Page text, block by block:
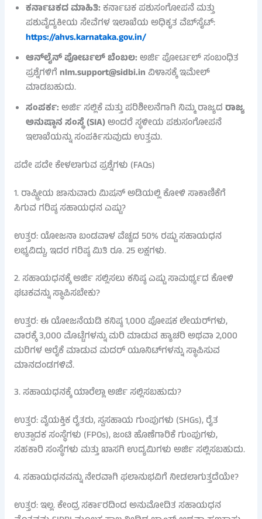
ಕರ್ನಾಟಕದ ಮಾಹಿತಿ:ಕರ್ನಾಟಕ ಪಶುಸಂಗೋಪನೆ ಮತ್ತು
ಪಶುವೈದ್ಯಕೀಯ ಸೇವೆಗಳ ಇಲಾಖೆಯ ಅಧಿಕೃತ ವೆಬ್‌ಸೈಟ್‌:
https://ahvs.karnataka.gov.in/
ಆನ್‌ಲೈನ್ ಪೋರ್ಟಲ್ ಬೆಂಬಲ:ಅರ್ಜಿ ಪೋರ್ಟಲ್ ಸಂಬಂಧಿತ
ಪ್ರಶ್ನೆಗಳಿಗೆnlm.support@sidbi.inವಿಳಾಸಕ್ಕೆ ಇಮೇಲ್
ಮಾಡಬಹುದು.
ಸಂಪರ್ಕ:ಅರ್ಜಿ ಸಲ್ಲಿಕೆ ಮತ್ತು ಪರಿಶೀಲನೆಗಾಗಿ ನಿಮ್ಮ ರಾಜ್ಯದರಾಜ್ಯ
ಅನುಷ್ಠಾನ ಸಂಸ್ಥೆ (SIA)ಅಂದರೆ ಸ್ಥಳೀಯ ಪಶುಸಂಗೋಪನೆ
ಇಲಾಖೆಯನ್ನು ಸಂಪರ್ಕಿಸುವುದು ಉತ್ತಮ.
ಪದೇ ಪದೇ ಕೇಳಲಾಗುವ ಪ್ರಶ್ನೆಗಳು (FAQs)
1. ರಾಷ್ಟ್ರೀಯ ಜಾನುವಾರು ಮಿಷನ್ ಅಡಿಯಲ್ಲಿ ಕೋಳಿ ಸಾಕಾಣಿಕೆಗೆ
ಸಿಗುವ ಗರಿಷ್ಠ ಸಹಾಯಧನ ಎಷ್ಟು?
ಉತ್ತರ: ಯೋಜನಾ ಬಂಡವಾಳ ವೆಚ್ಚದ 50% ರಷ್ಟು ಸಹಾಯಧನ
ಲಭ್ಯವಿದ್ದು, ಇದರ ಗರಿಷ್ಠ ಮಿತಿ ರೂ. 25 ಲಕ್ಷಗಳು.
2. ಸಹಾಯಧನಕ್ಕೆ ಅರ್ಜಿ ಸಲ್ಲಿಸಲು ಕನಿಷ್ಠ ಎಷ್ಟು ಸಾಮರ್ಥ್ಯದ ಕೋಳಿ
ಘಟಕವನ್ನು ಸ್ಥಾಪಿಸಬೇಕು?
ಉತ್ತರ: ಈ ಯೋಜನೆಯಡಿ ಕನಿಷ್ಠ 1,000 ಪೋಷಕ ಲೇಯರ್‌ಗಳು,
ವಾರಕ್ಕೆ 3,000 ಮೊಟ್ಟೆಗಳನ್ನು ಮರಿ ಮಾಡುವ ಹ್ಯಾಚರಿ ಅಥವಾ 2,000
ಮರಿಗಳ ಆರೈಕೆ ಮಾಡುವ ಮದರ್ ಯೂನಿಟ್‌ಗಳನ್ನು ಸ್ಥಾಪಿಸುವ
ಮಾನದಂಡಗಳಿವೆ.
3. ಸಹಾಯಧನಕ್ಕೆ ಯಾರೆಲ್ಲಾ ಅರ್ಜಿ ಸಲ್ಲಿಸಬಹುದು?
ಉತ್ತರ: ವೈಯಕ್ತಿಕ ರೈತರು, ಸ್ವಸಹಾಯ ಗುಂಪುಗಳು (SHGs), ರೈತ
ಉತ್ಪಾದಕ ಸಂಸ್ಥೆಗಳು (FPOs), ಜಂಟಿ ಹೊಣೆಗಾರಿಕೆ ಗುಂಪುಗಳು,
ಸಹಕಾರಿ ಸಂಸ್ಥೆಗಳು ಮತ್ತು ಖಾಸಗಿ ಉದ್ಯಮಿಗಳು ಅರ್ಜಿ ಸಲ್ಲಿಸಬಹುದು.
4. ಸಹಾಯಧನವನ್ನು ನೇರವಾಗಿ ಫಲಾನುಭವಿಗೆ ನೀಡಲಾಗುತ್ತದೆಯೇ?
ಉತ್ತರ: ಇಲ್ಲ. ಕೇಂದ್ರ ಸರ್ಕಾರದಿಂದ ಅನುಮೋದಿತ ಸಹಾಯಧನ